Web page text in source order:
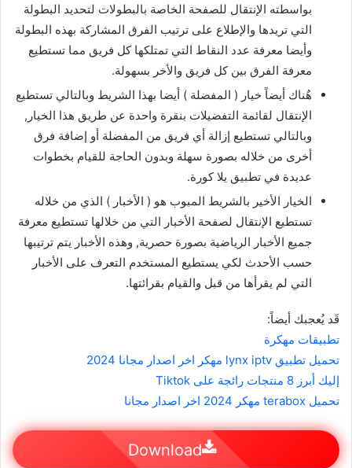
بواسطته الإنتقال للصفحة الخاصة بالبطولات لتحديد البطولة
التي تريدها والإطلاع على ترتيب الفرق المشاركة بهذه البطولة
وأيضا معرفة عدد النقاط التي تمتلكها كل فريق مما تستطيع
معرفة الفرق بين كل فريق والأخر بسهولة.
هٌناك أيضاً خيار ( المفضلة ) أيضا بهذا الشريط وبالتالي تستطيع
الإنتقال لقائمة التفضيلات بنقرة واحدة عن طريق هذا الخيار,
وبالتالي تستطيع إزالة أي فريق من المفضلة أو إضافة فرق
أخرى من خلاله بصورة سهلة وبدون الحاجة للقيام بخطوات
عديدة في تطبيق يلا كورة.
الخيار الأخير بالشريط المبوب هو ( الأخبار ) الذي من خلاله
تستطيع الإنتقال لصفحة الأخبار التي من خلالها تستطيع معرفة
جميع الأخبار الرياضية بصورة حصرية, وهذه الأخبار يتم ترتيبها
حسب الأحدث لكي يستطيع المستخدم التعرف على الأخبار
التي لم يقرأها من قبل والقيام بقرائتها.
قَد يُعجبك أيضاً:
تطبيقات مهكرة
تحميل تطبيق lynx iptv مهكر اخر اصدار مجانا 2024
إليك أبرز 8 منتجات رائجة على Tiktok
تحميل terabox مهكر 2024 اخر اصدار مجانا
Download